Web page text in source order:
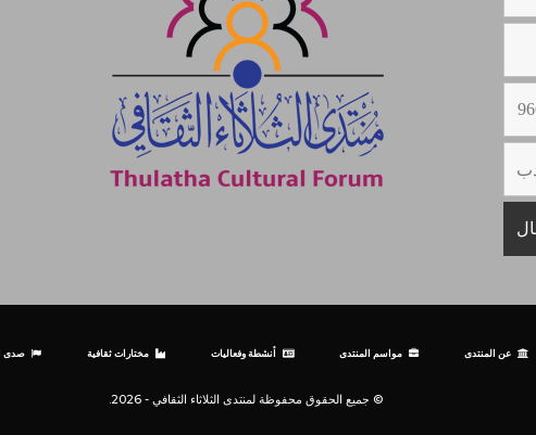
عن المنتدى مواسم المنتدى أنشطة وفعاليات مختارات ثقافية صدى
© جميع الحقوق محفوظة لمنتدى الثلاثاء الثقافي - 2026.